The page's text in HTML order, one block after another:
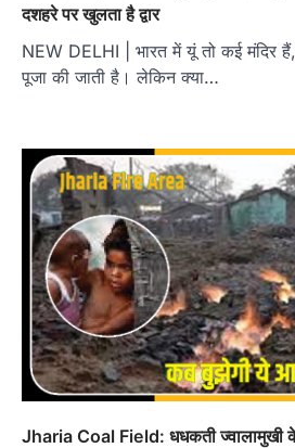
दशहरे पर खुलता है द्वार
NEW DELHI | भारत में यूं तो कई मंदिर
पूजा की जाती है। लेकिन क्या…
Jharia Coal Field: धधकती ज्वालामुखी के